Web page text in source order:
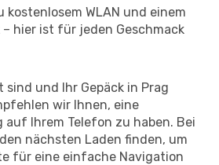
kostenlosem WLAN und einem
hier ist für jeden Geschmack
sind und Ihr Gepäck in Prag
wir Ihnen, eine
Ihrem Telefon zu haben. Bei
nächsten Laden finden, um
für eine einfache Navigation